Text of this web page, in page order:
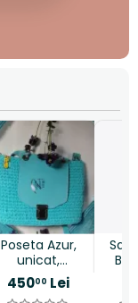
Poseta Azur,
unicat,
handmade
45000 Lei